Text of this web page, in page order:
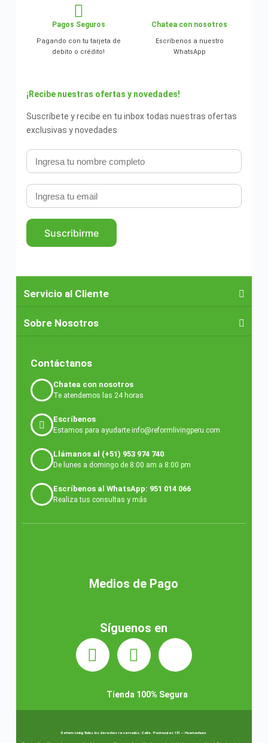
Pagos Seguros
Pagando con tu tarjeta de
debito o crédito!
Chatea con nosotros
Escríbenos a nuestro
WhatsApp
¡Recibe nuestras ofertas y novedades!
Suscríbete y recibe en tu inbox todas nuestras ofertas
exclusivas y novedades
Suscribirme
Servicio al Cliente
Sobre Nosotros
Contáctanos
Chatea con nosotros
Te atendemos las 24 horas
Escríbenos
Estamos para ayudarte info@reformlivingperu.com
Llámanos al (+51) 953 974 740
De lunes a domingo de 8:00 am a 8:00 pm
Escríbenos al WhatsApp: 951 014 066
Realiza tus consultas y más
Medios de Pago
Síguenos en
Tienda 100% Segura
Reform Living Todos los derechos reservados. Calle. Pachacutec 131 – Huamachuco.